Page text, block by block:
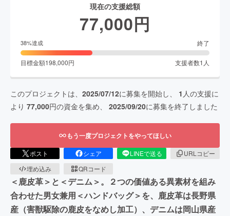
現在の支援総額
77,000円
38%達成 終了
目標金額198,000円 支援者数1 人
このプロジェクトは、 2025/07/12に募集を開始し、 1 人の支援に
より 77,000円の資金を集め、 2025/09/20に募集を終了しました
もう一度プロジェクトをやってほしい
ポスト シェア LINEで送る
URLコピー
埋め込み
QRコード
＜鹿皮革＞と＜デニム＞。２つの価値ある異素材を組み
合わせた男女兼用＜ハンドバッグ＞を、鹿皮革は長野県
産（害獣駆除の鹿皮をなめし加工）、デニムは岡山県産